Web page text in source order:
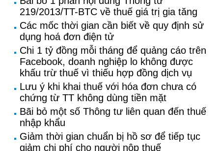
219/2013/TT-BTC về thuế giá trị gia tăng
Các mốc thời gian cần biết về quy định sử
dụng hoá đơn điện tử
Chi 1 tỷ đồng mỗi tháng để quảng cáo trên
Facebook, doanh nghiệp lo không được
khấu trừ thuế vì thiếu hợp đồng dịch vụ
Lưu ý khi khai thuế với hóa đơn chưa có
chứng từ TT không dùng tiền mặt
Bãi bỏ một số Thông tư liên quan đến thuế
nhập khẩu
Giảm thời gian chuẩn bị hồ sơ để tiếp tục
giảm chi phí cho người nộp thuế